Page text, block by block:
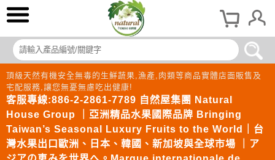
頂級天然有機安全無毒的生鮮蔬果,漁產,肉類等商品實體店面販售及
宅配服務,讓您無憂無慮吃出健康!
客服專線:886-2-2861-7789 自然屋集團 Natural
House Group ｜亞洲精品水果國際品牌 Bringing
Taiwan’s Seasonal Luxury Fruits to the World｜台
灣水果出口歐洲、日本、韓國、新加坡與全球市場 ｜ア